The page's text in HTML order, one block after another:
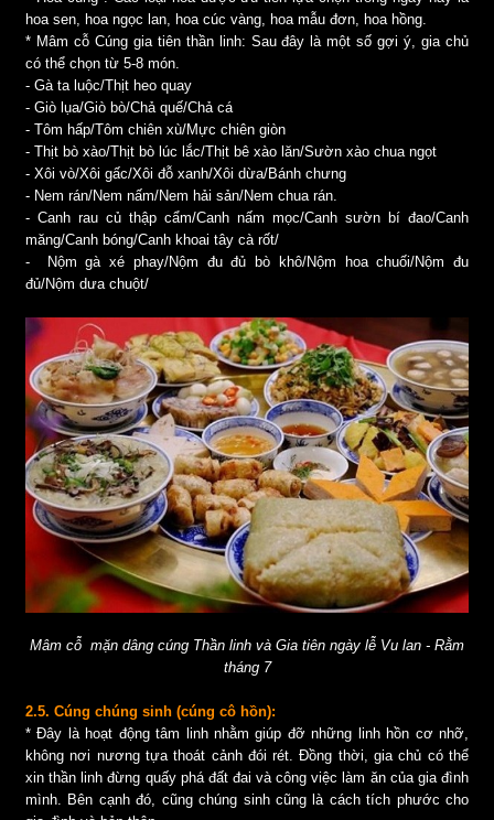
hoa sen, hoa ngọc lan, hoa cúc vàng, hoa mẫu đơn, hoa hồng.
* Mâm cỗ Cúng gia tiên thần linh: Sau đây là một số gợi ý, gia chủ
có thể chọn từ 5-8 món.
- Gà ta luộc/Thịt heo quay
- Giò lụa/Giò bò/Chả quế/Chả cá
- Tôm hấp/Tôm chiên xù/Mực chiên giòn
- Thịt bò xào/Thịt bò lúc lắc/Thịt bê xào lăn/Sườn xào chua ngọt
- Xôi vò/Xôi gấc/Xôi đỗ xanh/Xôi dừa/Bánh chưng
- Nem rán/Nem nấm/Nem hải sản/Nem chua rán.
- Canh rau củ thập cẩm/Canh nấm mọc/Canh sườn bí đao/Canh
măng/Canh bóng/Canh khoai tây cà rốt/
- Nộm gà xé phay/Nộm đu đủ bò khô/Nộm hoa chuối/Nộm đu
đủ/Nộm dưa chuột/
Mâm cỗ mặn dâng cúng Thần linh và Gia tiên ngày lễ Vu lan - Rằm
tháng 7
2.5. Cúng chúng sinh (cúng cô hồn):
* Đây là hoạt động tâm linh nhằm giúp đỡ những linh hồn cơ nhỡ,
không nơi nương tựa thoát cảnh đói rét. Đồng thời, gia chủ có thể
xin thần linh đừng quấy phá đất đai và công việc làm ăn của gia đình
mình. Bên cạnh đó, cũng chúng sinh cũng là cách tích phước cho